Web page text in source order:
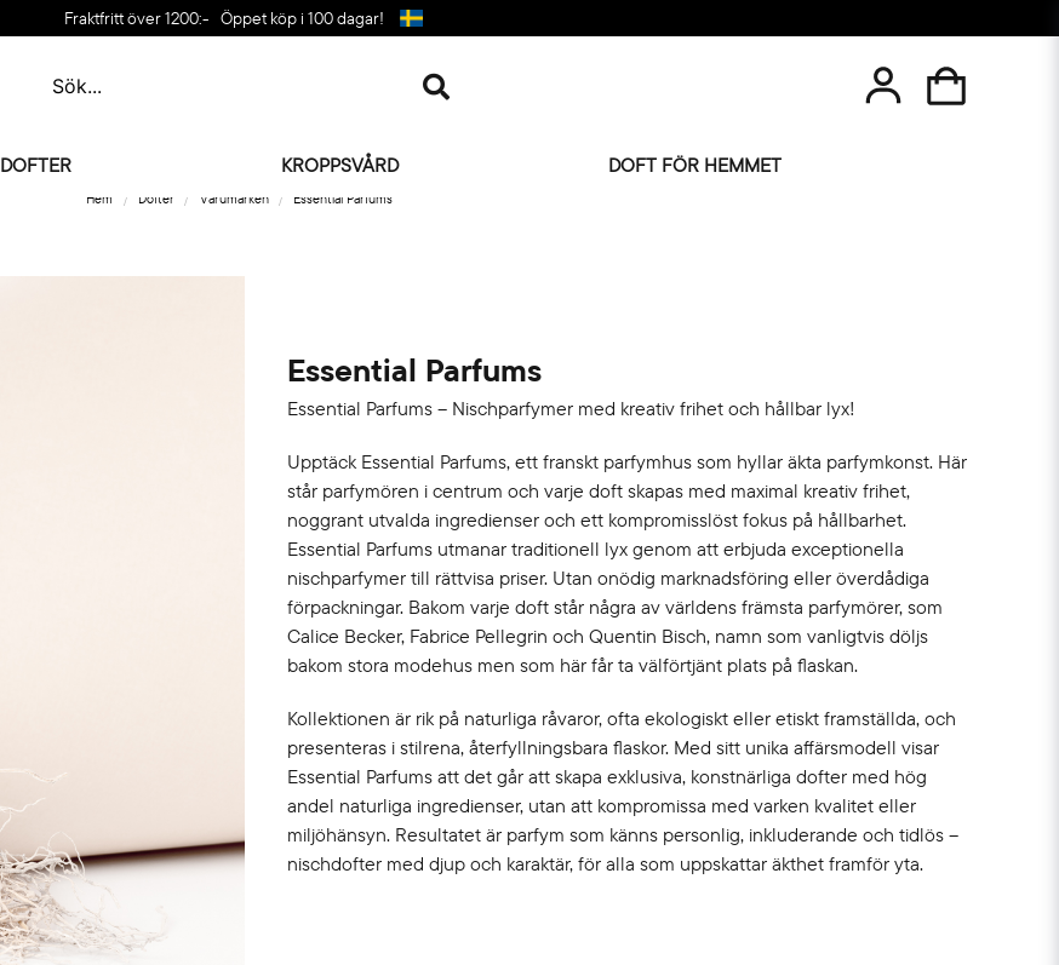
Fraktfritt över 1200:- Öppet köp i 100 dagar!
DOFTER KROPPSVÅRD DOFT FÖR HEMMET
Hem Dofter Varumärken Essential Parfums
Essential Parfums
Essential Parfums – Nischparfymer med kreativ frihet och hållbar lyx!
Upptäck Essential Parfums, ett franskt parfymhus som hyllar äkta parfymkonst. Här
står parfymören i centrum och varje doft skapas med maximal kreativ frihet,
noggrant utvalda ingredienser och ett kompromisslöst fokus på hållbarhet.
Essential Parfums utmanar traditionell lyx genom att erbjuda exceptionella
nischparfymer till rättvisa priser. Utan onödig marknadsföring eller överdådiga
förpackningar. Bakom varje doft står några av världens främsta parfymörer, som
Calice Becker, Fabrice Pellegrin och Quentin Bisch, namn som vanligtvis döljs
bakom stora modehus men som här får ta välförtjänt plats på flaskan.
Kollektionen är rik på naturliga råvaror, ofta ekologiskt eller etiskt framställda, och
presenteras i stilrena, återfyllningsbara flaskor. Med sitt unika affärsmodell visar
Essential Parfums att det går att skapa exklusiva, konstnärliga dofter med hög
andel naturliga ingredienser, utan att kompromissa med varken kvalitet eller
miljöhänsyn. Resultatet är parfym som känns personlig, inkluderande och tidlös –
nischdofter med djup och karaktär, för alla som uppskattar äkthet framför yta.